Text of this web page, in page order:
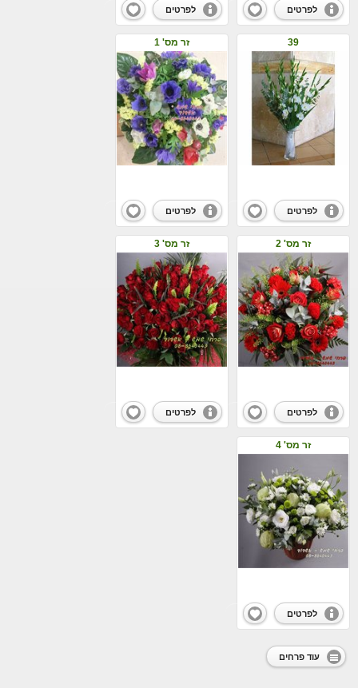
לפרטים לפרטים
39
לפרטים
זר מס' 1
לפרטים
זר מס' 2
לפרטים
זר מס' 3
לפרטים
זר מס' 4
לפרטים
עוד פרחים